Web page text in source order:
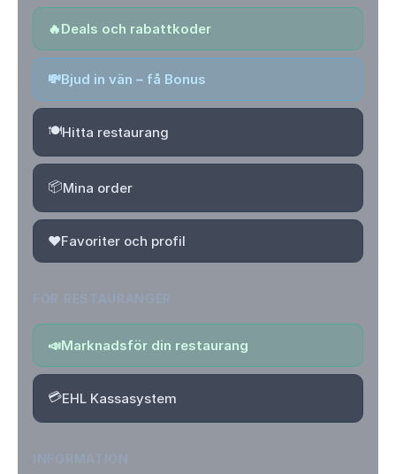
🔥Deals och rabattkoder
💸Bjud in vän – få Bonus
🍽️Hitta restaurang
📦Mina order
❤️Favoriter och profil
📣Marknadsför din restaurang
💳EHL Kassasystem